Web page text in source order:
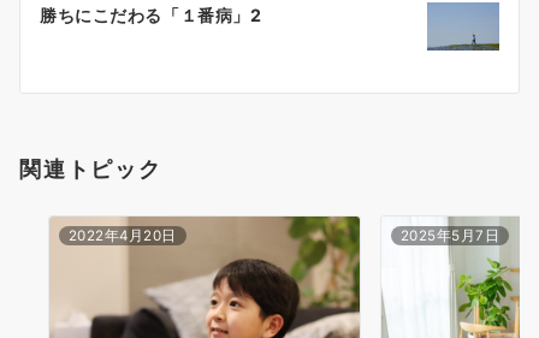
ゲ
シ
ン
勝ちにこだわる「１番病」2
関連トピック
2022年4月20日 2025年5月7日